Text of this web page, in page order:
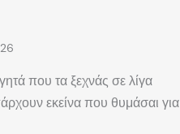
που τα ξεχνάς σε λίγα
εκείνα που θυμάσαι για